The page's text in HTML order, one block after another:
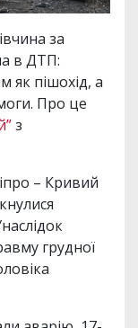
за
в ДТП:
як пішохід, а
Про це
з
– Кривий
грудної